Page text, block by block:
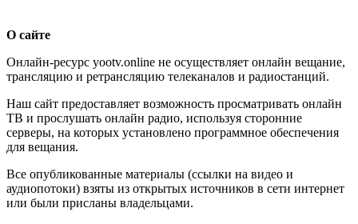
О сайте
Онлайн-ресурс yootv.online не осуществляет онлайн вещание,
трансляцию и ретрансляцию телеканалов и радиостанций.
Наш сайт предоставляет возможность просматривать онлайн
ТВ и прослушать онлайн радио, используя сторонние
серверы, на которых установлено программное обеспечения
для вещания.
Все опубликованные материалы (ссылки на видео и
аудиопотоки) взяты из открытых источников в сети интернет
или были присланы владельцами.